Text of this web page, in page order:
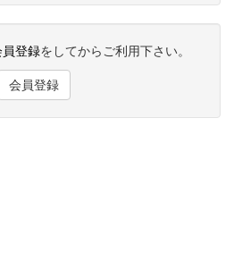
員登録をしてからご利用下さい。
会員登録